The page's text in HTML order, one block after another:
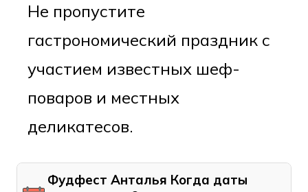
Не пропустите
гастрономический праздник с
участием известных шеф-
поваров и местных
деликатесов.
Фудфест Анталья Когда даты